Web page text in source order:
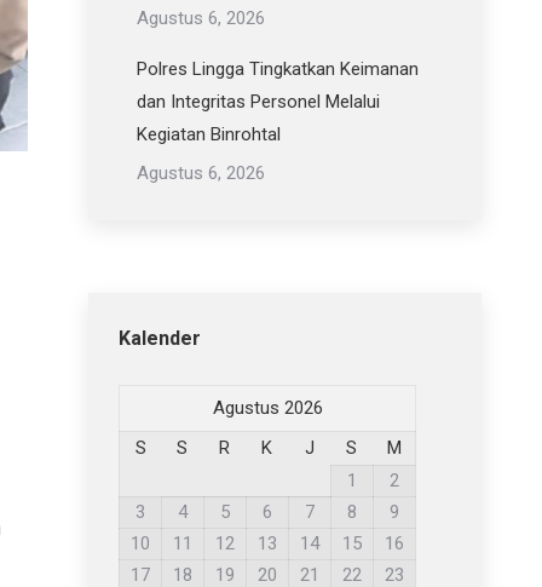
Agustus 6, 2026
Polres Lingga Tingkatkan Keimanan
dan Integritas Personel Melalui
Kegiatan Binrohtal
Agustus 6, 2026
Kalender
Agustus 2026
S
S R K J S
M
1
2
3
4 5 6 7 8
9
10
11 12 13 14 15
16
17
18 19 20 21 22
23